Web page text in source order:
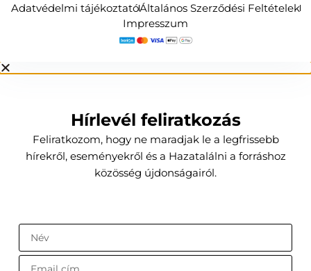
Adatvédelmi tájékoztatóÁltalános Szerződési Feltételek
Impresszum
Hírlevél feliratkozás
Feliratkozom, hogy ne maradjak le a legfrissebb
hírekről, eseményekről és a Hazatalálni a forráshoz
közösség újdonságairól.